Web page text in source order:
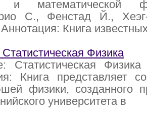
и математической
С., Фенстад Й.,
Книга
Физика
Статистическая
Книга представляет
физики, созданного
университета в